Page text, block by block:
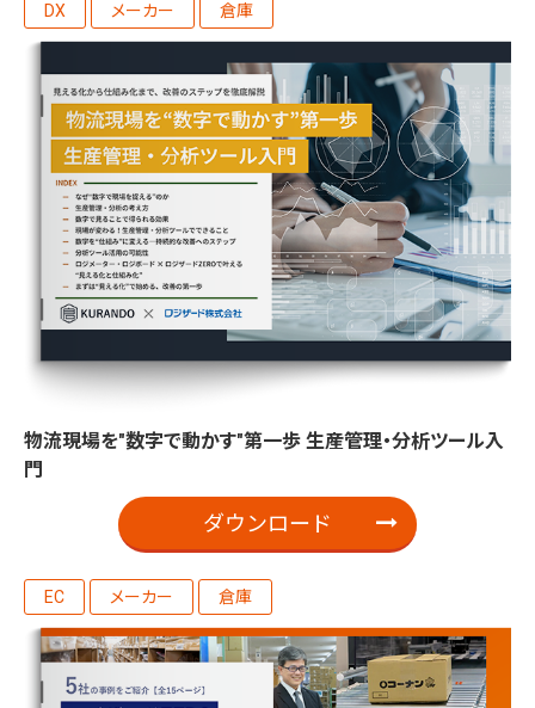
DX メーカー 倉庫
物流現場を"数字で動かす"第一歩 生産管理・分析ツール入
門
ダウンロード
EC メーカー 倉庫